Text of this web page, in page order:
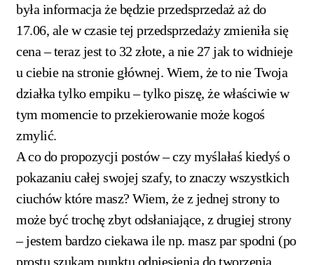
była informacja że będzie przedsprzedaż aż do
17.06, ale w czasie tej przedsprzedaży zmieniła się
cena – teraz jest to 32 złote, a nie 27 jak to widnieje
u ciebie na stronie głównej. Wiem, że to nie Twoja
działka tylko empiku – tylko piszę, że właściwie w
tym momencie to przekierowanie może kogoś
zmylić.
A co do propozycji postów – czy myślałaś kiedyś o
pokazaniu całej swojej szafy, to znaczy wszystkich
ciuchów które masz? Wiem, że z jednej strony to
może być trochę zbyt odsłaniające, z drugiej strony
– jestem bardzo ciekawa ile np. masz par spodni (po
prostu szukam punktu odniesienia do tworzenia